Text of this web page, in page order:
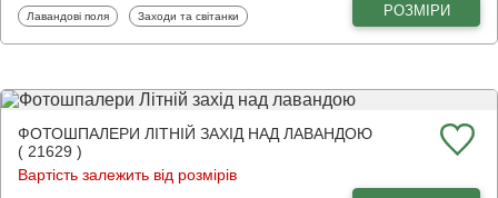
Фотошпалери
Лавандові поля Фотошпалери
Заходи та світанки РОЗМІРИ
ФОТОШПАЛЕРИ ЛІТНІЙ ЗАХІД НАД ЛАВАНДОЮ
( 21629 )
Вартість залежить від розмірів